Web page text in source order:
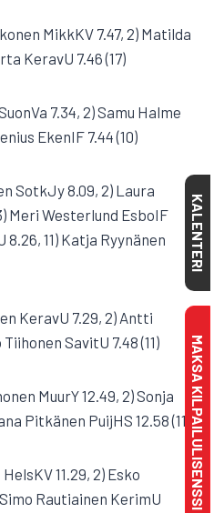
MikkKV 7.47, 2) Matilda
KeravU 7.46 (17)
7.34, 2) Samu Halme
EkenIF 7.44 (10)
SotkJy 8.09, 2) Laura
Meri Westerlund EsboIF
8.26, 11) Katja Ryynänen
KeravU 7.29, 2) Antti
SavitU 7.48 (11)
MuurY 12.49, 2) Sonja
Pitkänen PuijHS 12.58 (11)
11.29, 2) Esko
Rautiainen KerimU
KALENTERI
MAKSA KILPAILULISENSSI